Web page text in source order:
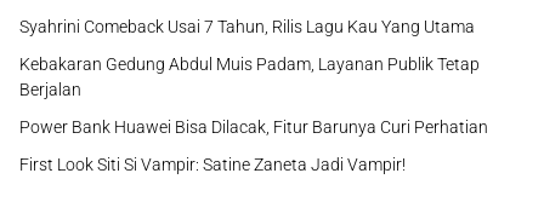
Syahrini Comeback Usai 7 Tahun, Rilis Lagu Kau Yang Utama
Kebakaran Gedung Abdul Muis Padam, Layanan Publik Tetap
Berjalan
Power Bank Huawei Bisa Dilacak, Fitur Barunya Curi Perhatian
First Look Siti Si Vampir: Satine Zaneta Jadi Vampir!